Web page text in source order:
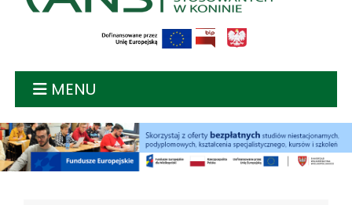
MENU